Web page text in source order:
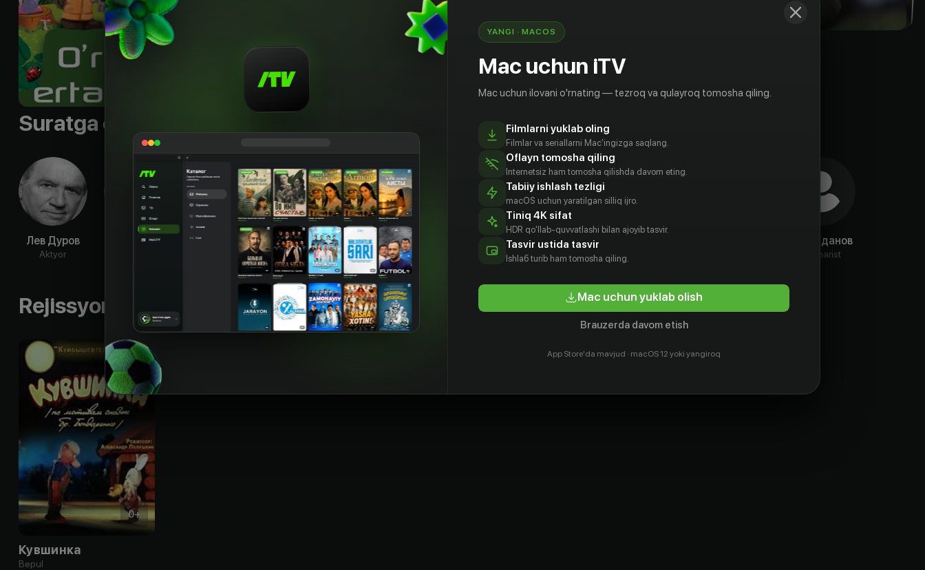
Suratga olish guruhi
Лев Дуров
Aktyor
Александр
Георгий
Милляр
Мария
Виноградова
Aktyor
Тамара
Дмитриева
Aktyor
Александр
Полушкин
Н. Царева
Prodyuser
Бондаренко
Лев Жданов
Ssenarist
Rejissyorning boshqa ishlari
0+
Кувшинка
Bepul
YANGI · MACOS
Mac uchun iTV
Mac uchun ilovani o'rnating — tezroq va qulayroq tomosha qiling.
Filmlarni yuklab oling
Filmlar va seriallarni Mac'ingizga saqlang.
Oflayn tomosha qiling
Internetsiz ham tomosha qilishda davom eting.
Tabiiy ishlash tezligi
macOS uchun yaratilgan silliq ijro.
Tiniq 4K sifat
HDR qo'llab-quvvatlashi bilan ajoyib tasvir.
Tasvir ustida tasvir
Ishlаб turib ham tomosha qiling.
Mac uchun yuklab olish
Brauzerda davom etish
App Store'da mavjud · macOS 12 yoki yangiroq